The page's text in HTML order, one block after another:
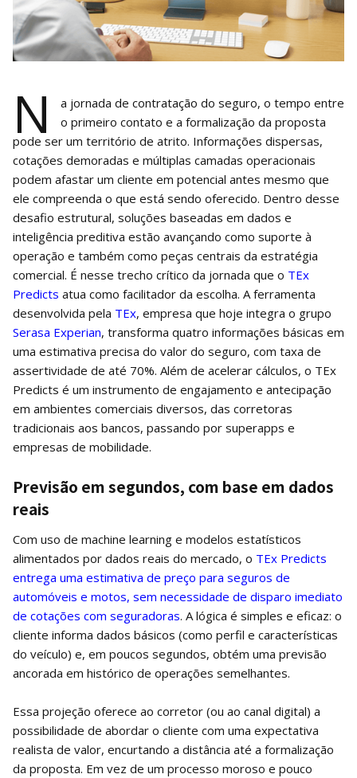
N
a jornada de contratação do seguro, o tempo entre
o primeiro contato e a formalização da proposta
pode ser um território de atrito. Informações dispersas,
cotações demoradas e múltiplas camadas operacionais
podem afastar um cliente em potencial antes mesmo que
ele compreenda o que está sendo oferecido. Dentro desse
desafio estrutural, soluções baseadas em dados e
inteligência preditiva estão avançando como suporte à
operação e também como peças centrais da estratégia
comercial. É nesse trecho crítico da jornada que o TEx
Predicts atua como facilitador da escolha. A ferramenta
desenvolvida pela TEx, empresa que hoje integra o grupo
Serasa Experian, transforma quatro informações básicas em
uma estimativa precisa do valor do seguro, com taxa de
assertividade de até 70%. Além de acelerar cálculos, o TEx
Predicts é um instrumento de engajamento e antecipação
em ambientes comerciais diversos, das corretoras
tradicionais aos bancos, passando por superapps e
empresas de mobilidade.
Previsão em segundos, com base em dados
reais
Com uso de machine learning e modelos estatísticos
alimentados por dados reais do mercado, o TEx Predicts
entrega uma estimativa de preço para seguros de
automóveis e motos, sem necessidade de disparo imediato
de cotações com seguradoras. A lógica é simples e eficaz: o
cliente informa dados básicos (como perfil e características
do veículo) e, em poucos segundos, obtém uma previsão
ancorada em histórico de operações semelhantes.
Essa projeção oferece ao corretor (ou ao canal digital) a
possibilidade de abordar o cliente com uma expectativa
realista de valor, encurtando a distância até a formalização
da proposta. Em vez de um processo moroso e pouco